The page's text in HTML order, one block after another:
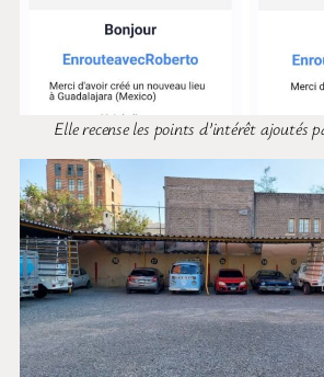
Elle recense les points d’intérêt ajoutés